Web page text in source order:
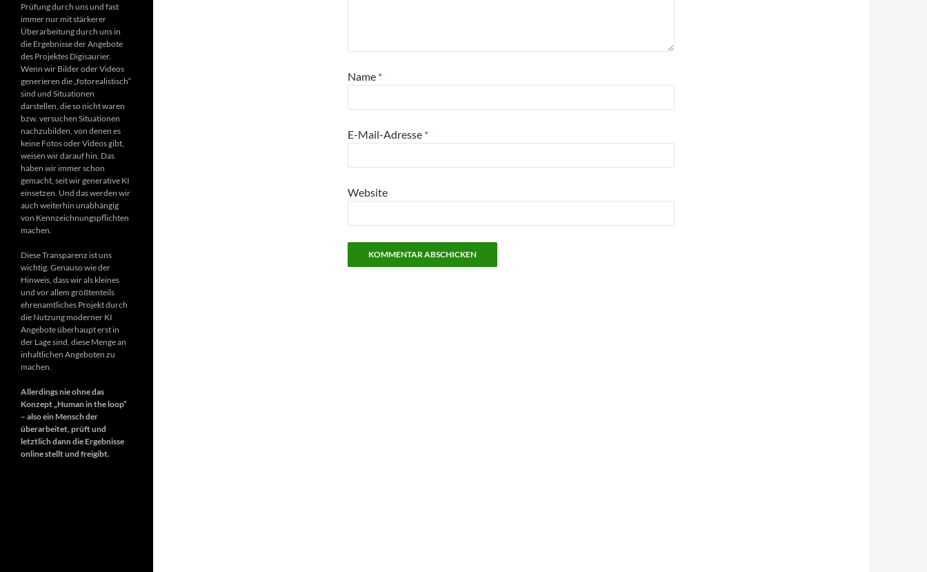
Name *
E-Mail-Adresse *
Website
Prüfung durch uns und fast
immer nur mit stärkerer
Überarbeitung durch uns in
die Ergebnisse der Angebote
des Projektes Digisaurier.
Wenn wir Bilder oder Videos
generieren die „fotorealistisch“
sind und Situationen
darstellen, die so nicht waren
bzw. versuchen Situationen
nachzubilden, von denen es
keine Fotos oder Videos gibt,
weisen wir darauf hin. Das
haben wir immer schon
gemacht, seit wir generative KI
einsetzen. Und das werden wir
auch weiterhin unabhängig
von Kennzeichnungspflichten
machen.
Diese Transparenz ist uns
wichtig. Genauso wie der
Hinweis, dass wir als kleines
und vor allem größtenteils
ehrenamtliches Projekt durch
die Nutzung moderner KI
Angebote überhaupt erst in
der Lage sind, diese Menge an
inhaltlichen Angeboten zu
machen.
Allerdings nie ohne das
Konzept „Human in the loop“
– also ein Mensch der
überarbeitet, prüft und
letztlich dann die Ergebnisse
online stellt und freigibt.